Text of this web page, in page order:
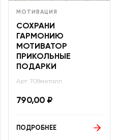
МОТИВАЦИЯ
СОХРАНИ
ГАРМОНИЮ
МОТИВАТОР
ПРИКОЛЬНЫЕ
ПОДАРКИ
Арт: 708металл
790,00 ₽
ПОДРОБНЕЕ